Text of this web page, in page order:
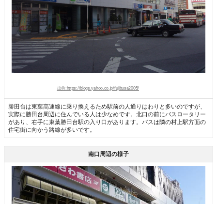
出典:https://blogs.yahoo.co.jp/fujibusa2005/
勝田台は東葉高速線に乗り換えるため駅前の人通りはわりと多いのですが、
実際に勝田台周辺に住んでいる人は少なめです。北口の前にバスロータリー
があり、右手に東葉勝田台駅の入り口があります。バスは隣の村上駅方面の
住宅街に向かう路線が多いです。
南口周辺の様子